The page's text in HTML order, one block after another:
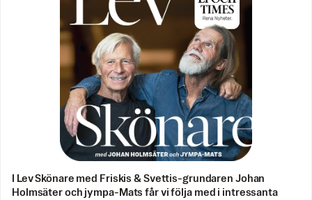
I Lev Skönare med Friskis & Svettis-grundaren Johan
Holmsäter och jympa-Mats får vi följa med i intressanta